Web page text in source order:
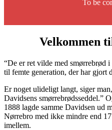
To be
Velkommen
“De er ret vilde med smørrebrød
til femte generation, der har gjort
Er noget ulideligt langt, siger
Davidsens smørrebrødsseddel.”
1888 lagde samme Davidsen ud
Nørrebro med ikke mindre end
imellem.